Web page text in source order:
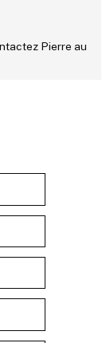
Pierre au